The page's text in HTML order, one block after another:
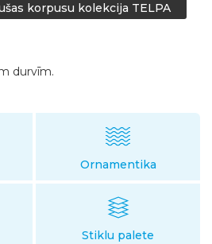
korpusu kolekcija TELPA
durvīm.
Ornamentika
Stiklu palete